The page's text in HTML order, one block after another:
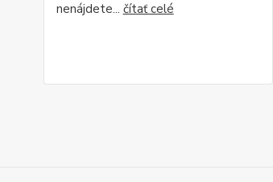
nenájdete... čítať celé